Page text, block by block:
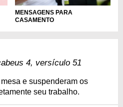
MENSAGENS PARA
CASAMENTO
4, versículo 51
e suspenderam os
seu trabalho.